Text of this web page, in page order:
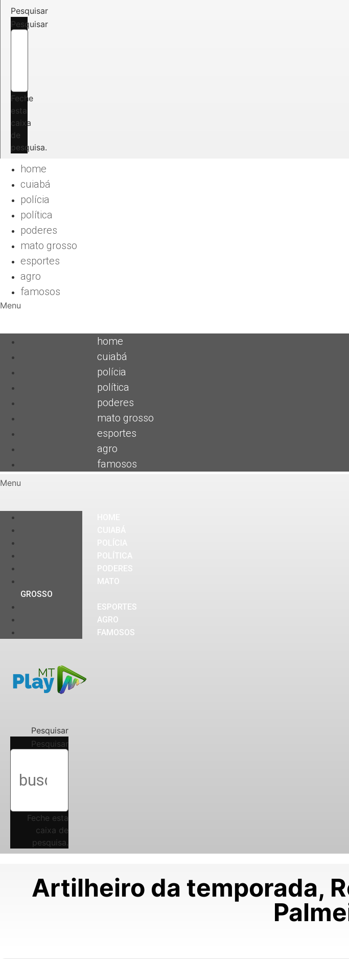
Pesquisar
Pesquisar
Feche
esta
caixa
de
pesquisa.
home
cuiabá
polícia
política
poderes
mato grosso
esportes
agro
famosos
Menu
home
cuiabá
polícia
política
poderes
mato grosso
esportes
agro
famosos
Menu
PODERES
MATO
GROSSO
ESPORTES
AGRO
FAMOSOS
Pesquisar
Pesquisar
Feche esta
caixa de
pesquisa.
Artilheiro da temporada,